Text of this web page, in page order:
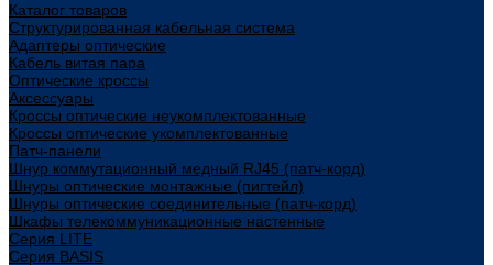
Каталог товаров
Структурированная кабельная система
Адаптеры оптические
Кабель витая пара
Оптические кроссы
Аксессуары
Кроссы оптические неукомплектованные
Кроссы оптические укомплектованные
Патч-панели
Шнур коммутационный медный RJ45 (патч-корд)
Шнуры оптические монтажные (пигтейл)
Шнуры оптические соединительные (патч-корд)
Шкафы телекоммуникационные настенные
Cерия LITE
Cерия BASIS